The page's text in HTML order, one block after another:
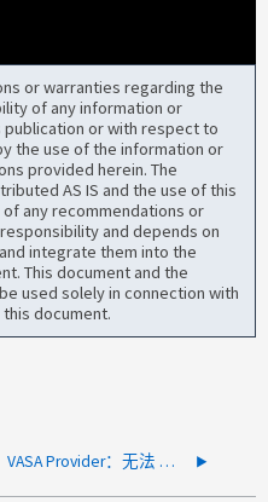
or warranties regarding the
of any information or
or with respect to
the use of the information or
provided herein. The
AS IS and the use of this
any recommendations or
and depends on
integrate them into the
This document and the
used solely in connection with
document.
VASA Provider：无法 根据SVM 和backing_volume的输入将FlexVol添加到container_name 、因为FlexVol已连接到其他容器